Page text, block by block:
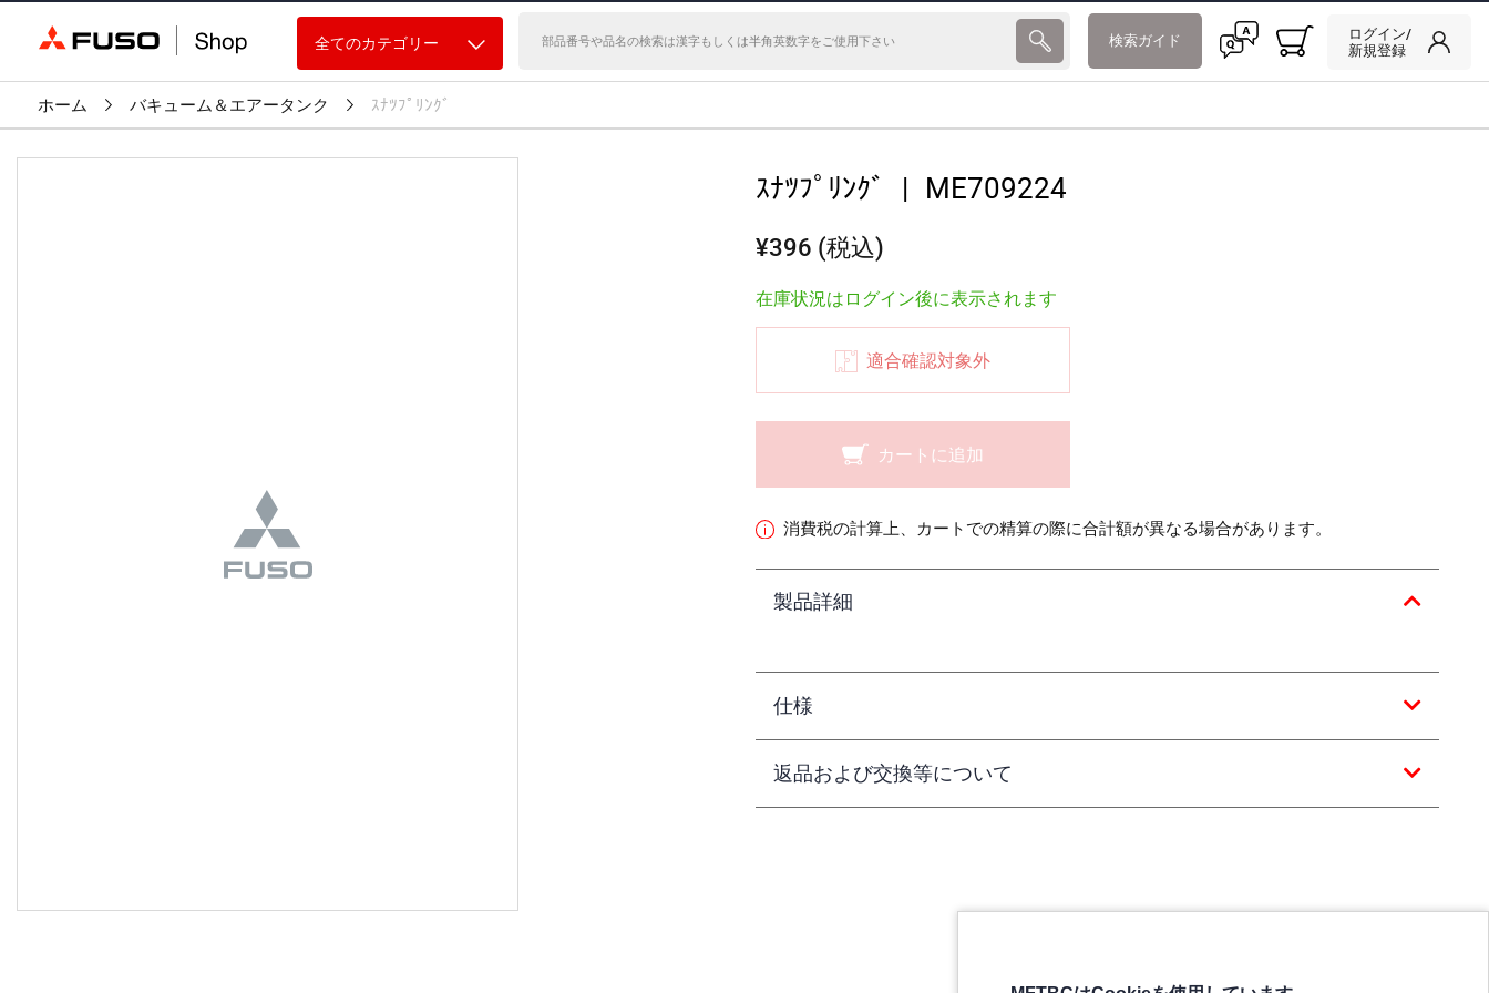
全てのカテゴリー 検索ガイド
ログイン/
新規登録
ホーム バキューム＆エアータンク ｽﾅﾂﾌﾟﾘﾝｸﾞ
ｽﾅﾂﾌﾟﾘﾝｸﾞ | ME709224
¥396 (税込)
在庫状況はログイン後に表示されます
適合確認対象外
カートに追加
消費税の計算上、カートでの精算の際に合計額が異なる場合があります。
製品詳細
仕様
返品および交換等について